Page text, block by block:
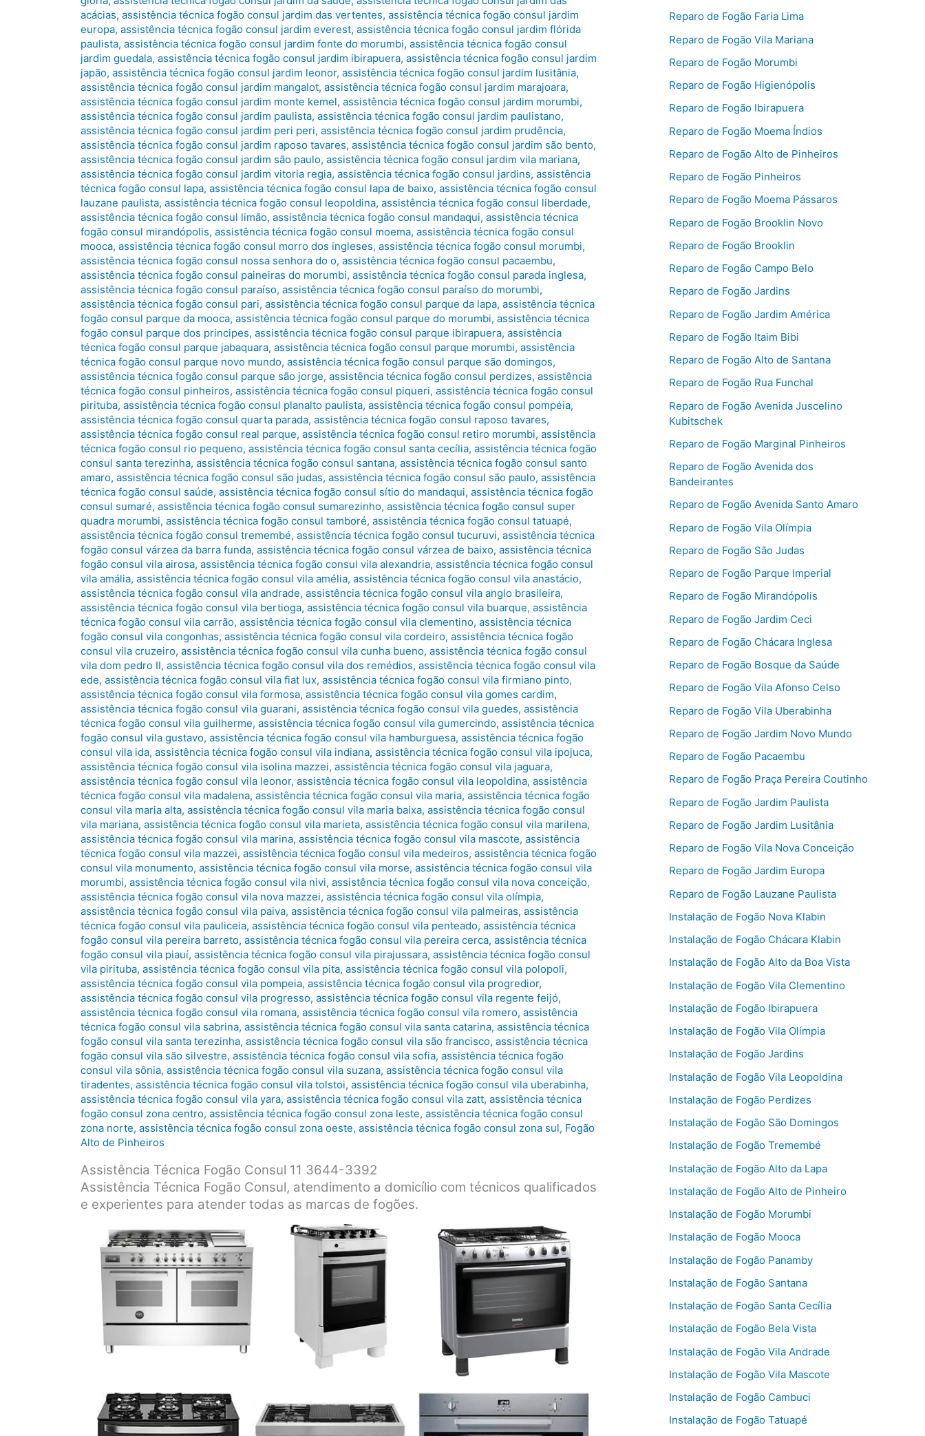
acácias, assistência técnica fogão consul jardim das vertentes, assistência técnica fogão consul jardim
europa, assistência técnica fogão consul jardim everest, assistência técnica fogão consul jardim flórida
paulista, assistência técnica fogão consul jardim fonte do morumbi, assistência técnica fogão consul
jardim guedala, assistência técnica fogão consul jardim ibirapuera, assistência técnica fogão consul jardim
japão, assistência técnica fogão consul jardim leonor, assistência técnica fogão consul jardim lusitânia,
assistência técnica fogão consul jardim mangalot, assistência técnica fogão consul jardim marajoara,
assistência técnica fogão consul jardim monte kemel, assistência técnica fogão consul jardim morumbi,
assistência técnica fogão consul jardim paulista, assistência técnica fogão consul jardim paulistano,
assistência técnica fogão consul jardim peri peri, assistência técnica fogão consul jardim prudência,
assistência técnica fogão consul jardim raposo tavares, assistência técnica fogão consul jardim são bento,
assistência técnica fogão consul jardim são paulo, assistência técnica fogão consul jardim vila mariana,
assistência técnica fogão consul jardim vitoria regia, assistência técnica fogão consul jardins, assistência
técnica fogão consul lapa, assistência técnica fogão consul lapa de baixo, assistência técnica fogão consul
lauzane paulista, assistência técnica fogão consul leopoldina, assistência técnica fogão consul liberdade,
assistência técnica fogão consul limão, assistência técnica fogão consul mandaqui, assistência técnica
fogão consul mirandópolis, assistência técnica fogão consul moema, assistência técnica fogão consul
mooca, assistência técnica fogão consul morro dos ingleses, assistência técnica fogão consul morumbi,
assistência técnica fogão consul nossa senhora do o, assistência técnica fogão consul pacaembu,
assistência técnica fogão consul paineiras do morumbi, assistência técnica fogão consul parada inglesa,
assistência técnica fogão consul paraíso, assistência técnica fogão consul paraíso do morumbi,
assistência técnica fogão consul pari, assistência técnica fogão consul parque da lapa, assistência técnica
fogão consul parque da mooca, assistência técnica fogão consul parque do morumbi, assistência técnica
fogão consul parque dos principes, assistência técnica fogão consul parque ibirapuera, assistência
técnica fogão consul parque jabaquara, assistência técnica fogão consul parque morumbi, assistência
técnica fogão consul parque novo mundo, assistência técnica fogão consul parque são domingos,
assistência técnica fogão consul parque são jorge, assistência técnica fogão consul perdizes, assistência
técnica fogão consul pinheiros, assistência técnica fogão consul piqueri, assistência técnica fogão consul
pirituba, assistência técnica fogão consul planalto paulista, assistência técnica fogão consul pompéia,
assistência técnica fogão consul quarta parada, assistência técnica fogão consul raposo tavares,
assistência técnica fogão consul real parque, assistência técnica fogão consul retiro morumbi, assistência
técnica fogão consul rio pequeno, assistência técnica fogão consul santa cecília, assistência técnica fogão
consul santa terezinha, assistência técnica fogão consul santana, assistência técnica fogão consul santo
amaro, assistência técnica fogão consul são judas, assistência técnica fogão consul são paulo, assistência
técnica fogão consul saúde, assistência técnica fogão consul sítio do mandaqui, assistência técnica fogão
consul sumaré, assistência técnica fogão consul sumarezinho, assistência técnica fogão consul super
quadra morumbi, assistência técnica fogão consul tamboré, assistência técnica fogão consul tatuapé,
assistência técnica fogão consul tremembé, assistência técnica fogão consul tucuruvi, assistência técnica
fogão consul várzea da barra funda, assistência técnica fogão consul várzea de baixo, assistência técnica
fogão consul vila airosa, assistência técnica fogão consul vila alexandria, assistência técnica fogão consul
vila amália, assistência técnica fogão consul vila amélia, assistência técnica fogão consul vila anastácio,
assistência técnica fogão consul vila andrade, assistência técnica fogão consul vila anglo brasileira,
assistência técnica fogão consul vila bertioga, assistência técnica fogão consul vila buarque, assistência
técnica fogão consul vila carrão, assistência técnica fogão consul vila clementino, assistência técnica
fogão consul vila congonhas, assistência técnica fogão consul vila cordeiro, assistência técnica fogão
consul vila cruzeiro, assistência técnica fogão consul vila cunha bueno, assistência técnica fogão consul
vila dom pedro II, assistência técnica fogão consul vila dos remédios, assistência técnica fogão consul vila
ede, assistência técnica fogão consul vila fiat lux, assistência técnica fogão consul vila firmiano pinto,
assistência técnica fogão consul vila formosa, assistência técnica fogão consul vila gomes cardim,
assistência técnica fogão consul vila guarani, assistência técnica fogão consul vila guedes, assistência
técnica fogão consul vila guilherme, assistência técnica fogão consul vila gumercindo, assistência técnica
fogão consul vila gustavo, assistência técnica fogão consul vila hamburguesa, assistência técnica fogão
consul vila ida, assistência técnica fogão consul vila indiana, assistência técnica fogão consul vila ipojuca,
assistência técnica fogão consul vila isolina mazzei, assistência técnica fogão consul vila jaguara,
assistência técnica fogão consul vila leonor, assistência técnica fogão consul vila leopoldina, assistência
técnica fogão consul vila madalena, assistência técnica fogão consul vila maria, assistência técnica fogão
consul vila maria alta, assistência técnica fogão consul vila maria baixa, assistência técnica fogão consul
vila mariana, assistência técnica fogão consul vila marieta, assistência técnica fogão consul vila marilena,
assistência técnica fogão consul vila marina, assistência técnica fogão consul vila mascote, assistência
técnica fogão consul vila mazzei, assistência técnica fogão consul vila medeiros, assistência técnica fogão
consul vila monumento, assistência técnica fogão consul vila morse, assistência técnica fogão consul vila
morumbi, assistência técnica fogão consul vila nivi, assistência técnica fogão consul vila nova conceição,
assistência técnica fogão consul vila nova mazzei, assistência técnica fogão consul vila olímpia,
assistência técnica fogão consul vila paiva, assistência técnica fogão consul vila palmeiras, assistência
técnica fogão consul vila pauliceia, assistência técnica fogão consul vila penteado, assistência técnica
fogão consul vila pereira barreto, assistência técnica fogão consul vila pereira cerca, assistência técnica
fogão consul vila piauí, assistência técnica fogão consul vila pirajussara, assistência técnica fogão consul
vila pirituba, assistência técnica fogão consul vila pita, assistência técnica fogão consul vila polopoli,
assistência técnica fogão consul vila pompeia, assistência técnica fogão consul vila progredior,
assistência técnica fogão consul vila progresso, assistência técnica fogão consul vila regente feijó,
assistência técnica fogão consul vila romana, assistência técnica fogão consul vila romero, assistência
técnica fogão consul vila sabrina, assistência técnica fogão consul vila santa catarina, assistência técnica
fogão consul vila santa terezinha, assistência técnica fogão consul vila são francisco, assistência técnica
fogão consul vila são silvestre, assistência técnica fogão consul vila sofia, assistência técnica fogão
consul vila sônia, assistência técnica fogão consul vila suzana, assistência técnica fogão consul vila
tiradentes, assistência técnica fogão consul vila tolstoi, assistência técnica fogão consul vila uberabinha,
assistência técnica fogão consul vila yara, assistência técnica fogão consul vila zatt, assistência técnica
fogão consul zona centro, assistência técnica fogão consul zona leste, assistência técnica fogão consul
zona norte, assistência técnica fogão consul zona oeste, assistência técnica fogão consul zona sul, Fogão
Alto de Pinheiros
Assistência Técnica Fogão Consul 11 3644-3392
Assistência Técnica Fogão Consul, atendimento a domicílio com técnicos qualificados
e experientes para atender todas as marcas de fogões.
Reparo de Fogão Faria Lima
Reparo de Fogão Vila Mariana
Reparo de Fogão Morumbi
Reparo de Fogão Higienópolis
Reparo de Fogão Ibirapuera
Reparo de Fogão Moema Índios
Reparo de Fogão Alto de Pinheiros
Reparo de Fogão Pinheiros
Reparo de Fogão Moema Pássaros
Reparo de Fogão Brooklin Novo
Reparo de Fogão Brooklin
Reparo de Fogão Campo Belo
Reparo de Fogão Jardins
Reparo de Fogão Jardim América
Reparo de Fogão Itaim Bibi
Reparo de Fogão Alto de Santana
Reparo de Fogão Rua Funchal
Reparo de Fogão Avenida Juscelino
Kubitschek
Reparo de Fogão Marginal Pinheiros
Reparo de Fogão Avenida dos
Bandeirantes
Reparo de Fogão Avenida Santo Amaro
Reparo de Fogão Vila Olímpia
Reparo de Fogão São Judas
Reparo de Fogão Parque Imperial
Reparo de Fogão Mirandópolis
Reparo de Fogão Jardim Ceci
Reparo de Fogão Chácara Inglesa
Reparo de Fogão Bosque da Saúde
Reparo de Fogão Vila Afonso Celso
Reparo de Fogão Vila Uberabinha
Reparo de Fogão Jardim Novo Mundo
Reparo de Fogão Pacaembu
Reparo de Fogão Praça Pereira Coutinho
Reparo de Fogão Jardim Paulista
Reparo de Fogão Jardim Lusitânia
Reparo de Fogão Vila Nova Conceição
Reparo de Fogão Jardim Europa
Reparo de Fogão Lauzane Paulista
Instalação de Fogão Nova Klabin
Instalação de Fogão Chácara Klabin
Instalação de Fogão Alto da Boa Vista
Instalação de Fogão Vila Clementino
Instalação de Fogão Ibirapuera
Instalação de Fogão Vila Olímpia
Instalação de Fogão Jardins
Instalação de Fogão Vila Leopoldina
Instalação de Fogão Perdizes
Instalação de Fogão São Domingos
Instalação de Fogão Tremembé
Instalação de Fogão Alto da Lapa
Instalação de Fogão Alto de Pinheiro
Instalação de Fogão Morumbi
Instalação de Fogão Mooca
Instalação de Fogão Panamby
Instalação de Fogão Santana
Instalação de Fogão Santa Cecília
Instalação de Fogão Bela Vista
Instalação de Fogão Vila Andrade
Instalação de Fogão Vila Mascote
Instalação de Fogão Cambuci
Instalação de Fogão Tatuapé